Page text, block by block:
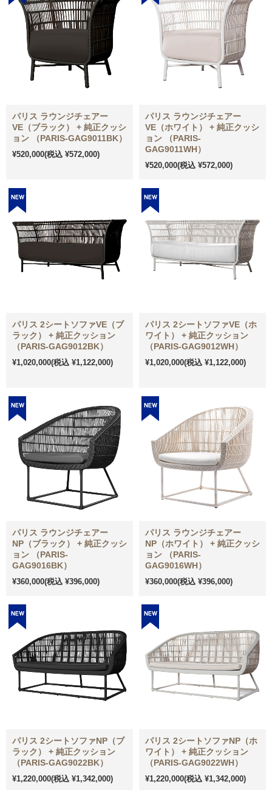
パリス ラウンジチェアー
VE（ブラック） + 純正クッシ
ョン （PARIS-GAG9011BK）
¥520,000(税込 ¥572,000)
パリス ラウンジチェアー
VE（ホワイト） + 純正クッシ
ョン （PARIS-
GAG9011WH）
¥520,000(税込 ¥572,000)
パリス 2シートソファVE（ブ
ラック） + 純正クッション
（PARIS-GAG9012BK）
¥1,020,000(税込 ¥1,122,000)
パリス 2シートソファVE（ホ
ワイト） + 純正クッション
（PARIS-GAG9012WH）
¥1,020,000(税込 ¥1,122,000)
パリス ラウンジチェアー
NP（ブラック） + 純正クッシ
ョン （PARIS-
GAG9016BK）
¥360,000(税込 ¥396,000)
パリス ラウンジチェアー
NP（ホワイト） + 純正クッシ
ョン （PARIS-
GAG9016WH）
¥360,000(税込 ¥396,000)
パリス 2シートソファNP（ブ
ラック） + 純正クッション
（PARIS-GAG9022BK）
¥1,220,000(税込 ¥1,342,000)
パリス 2シートソファNP（ホ
ワイト） + 純正クッション
（PARIS-GAG9022WH）
¥1,220,000(税込 ¥1,342,000)